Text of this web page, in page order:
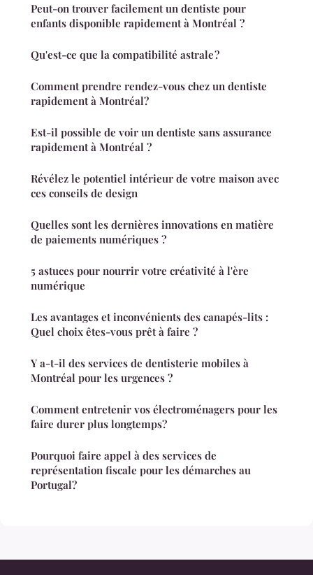
Peut-on trouver facilement un dentiste pour
enfants disponible rapidement à Montréal ?
Qu'est-ce que la compatibilité astrale ?
Comment prendre rendez-vous chez un dentiste
rapidement à Montréal?
Est-il possible de voir un dentiste sans assurance
rapidement à Montréal ?
Révélez le potentiel intérieur de votre maison avec
ces conseils de design
Quelles sont les dernières innovations en matière
de paiements numériques ?
5 astuces pour nourrir votre créativité à l'ère
numérique
Les avantages et inconvénients des canapés-lits :
Quel choix êtes-vous prêt à faire ?
Y a-t-il des services de dentisterie mobiles à
Montréal pour les urgences ?
Comment entretenir vos électroménagers pour les
faire durer plus longtemps?
Pourquoi faire appel à des services de
représentation fiscale pour les démarches au
Portugal?